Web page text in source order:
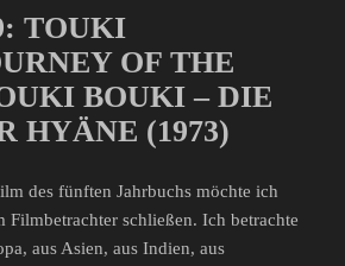
TOUKI
OF THE
BOUKI – DIE
HYÄNE (1973)
des fünften Jahrbuchs möchte ich
Filmbetrachter schließen. Ich betrachte
aus Asien, aus Indien, aus